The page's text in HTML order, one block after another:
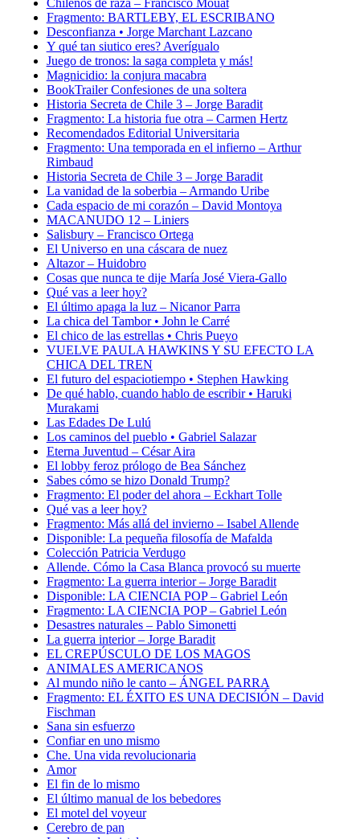
Chilenos de raza – Francisco Mouat
Fragmento: BARTLEBY, EL ESCRIBANO
Desconfianza • Jorge Marchant Lazcano
Y qué tan siutico eres? Averígualo
Juego de tronos: la saga completa y más!
Magnicidio: la conjura macabra
BookTrailer Confesiones de una soltera
Historia Secreta de Chile 3 – Jorge Baradit
Fragmento: La historia fue otra – Carmen Hertz
Recomendados Editorial Universitaria
Fragmento: Una temporada en el infierno – Arthur
Rimbaud
Historia Secreta de Chile 3 – Jorge Baradit
La vanidad de la soberbia – Armando Uribe
Cada espacio de mi corazón – David Montoya
MACANUDO 12 – Liniers
Salisbury – Francisco Ortega
El Universo en una cáscara de nuez
Altazor – Huidobro
Cosas que nunca te dije María José Viera-Gallo
Qué vas a leer hoy?
El último apaga la luz – Nicanor Parra
La chica del Tambor • John le Carré
El chico de las estrellas • Chris Pueyo
VUELVE PAULA HAWKINS Y SU EFECTO LA
CHICA DEL TREN
El futuro del espaciotiempo • Stephen Hawking
De qué hablo, cuando hablo de escribir • Haruki
Murakami
Las Edades De Lulú
Los caminos del pueblo • Gabriel Salazar
Eterna Juventud – César Aira
El lobby feroz prólogo de Bea Sánchez
Sabes cómo se hizo Donald Trump?
Fragmento: El poder del ahora – Eckhart Tolle
Qué vas a leer hoy?
Fragmento: Más allá del invierno – Isabel Allende
Disponible: La pequeña filosofía de Mafalda
Colección Patricia Verdugo
Allende. Cómo la Casa Blanca provocó su muerte
Fragmento: La guerra interior – Jorge Baradit
Disponible: LA CIENCIA POP – Gabriel León
Fragmento: LA CIENCIA POP – Gabriel León
Desastres naturales – Pablo Simonetti
La guerra interior – Jorge Baradit
EL CREPÚSCULO DE LOS MAGOS
ANIMALES AMERICANOS
Al mundo niño le canto – ÁNGEL PARRA
Fragmento: EL ÉXITO ES UNA DECISIÓN – David
Fischman
Sana sin esfuerzo
Confiar en uno mismo
Che. Una vida revolucionaria
Amor
El fin de lo mismo
El último manual de los bebedores
El motel del voyeur
Cerebro de pan